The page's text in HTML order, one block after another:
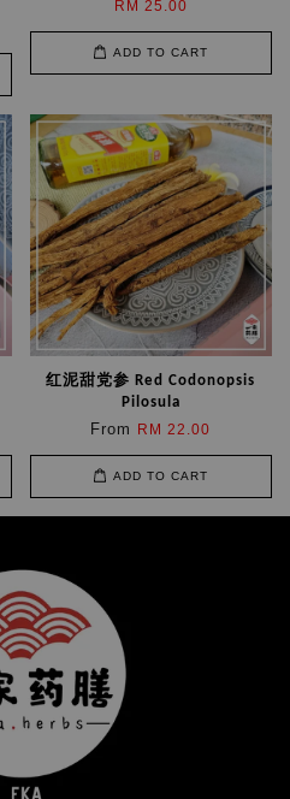
RM 25.00
ADD TO CART
红泥甜党参 Red Codonopsis
Pilosula
From RM 22.00
ADD TO CART